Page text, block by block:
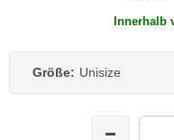
Innerhalb
Größe: Unisize